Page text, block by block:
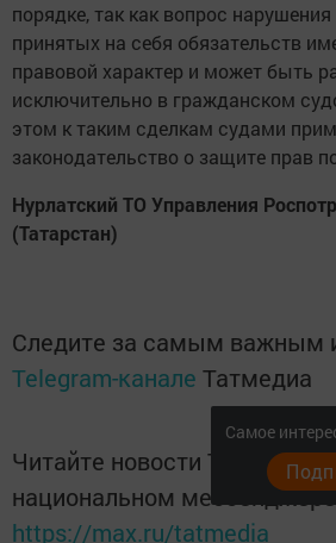
порядке, так как вопрос
принятых на себя обязательств
правовой характер и может быть
исключительно в гражданском
этом к таким сделкам судами
законодательство о защите прав
Нурлатский ТО Управления
(Татарстан)
Следите за самым важным
Telegram-канале Татмедиа
Читайте новости
национальном
https://max.ru/tatmedia
Самое